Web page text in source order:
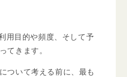
用目的や頻度、そして予
てきます。
ついて考える前に、最も